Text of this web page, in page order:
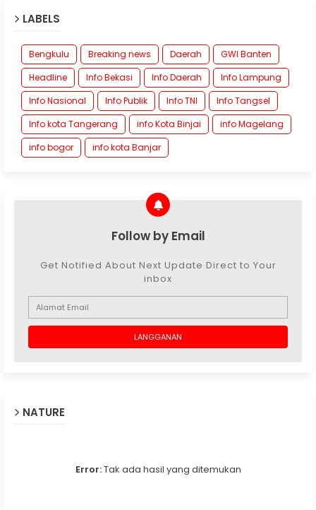
LABELS
Bengkulu Breaking news Daerah
GWI Banten
Headline
Info Bekasi Info Daerah
Info Lampung
Info Nasional
Info Publik Info TNI
Info Tangsel
Info kota Tangerang
info Kota Binjai
info Magelang
info bogor
info kota Banjar
Follow by Email
Get Notified About Next Update Direct to Your
inbox
NATURE
Error:Tak ada hasil yang ditemukan